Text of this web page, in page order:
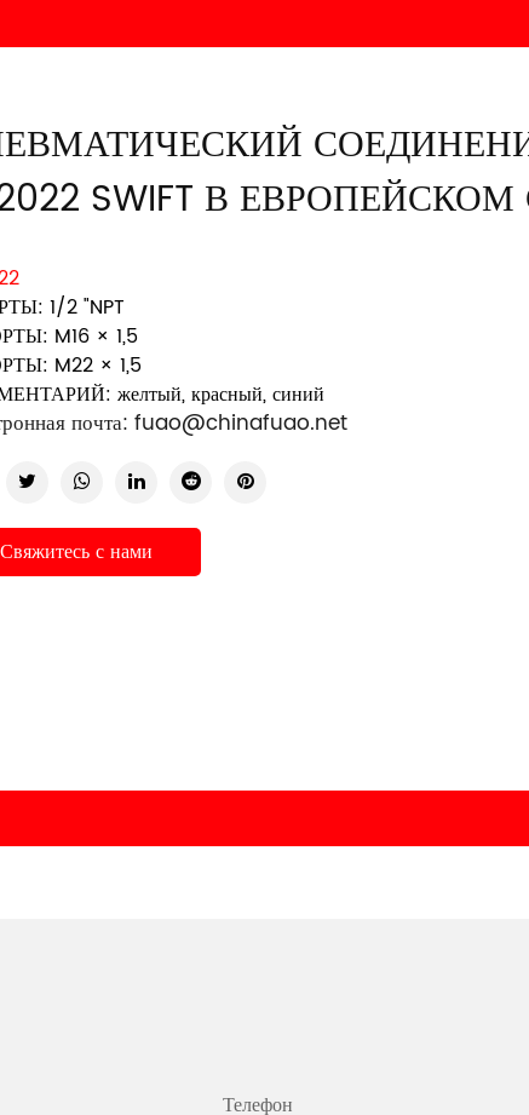
SWIFT В
1/2 "NPT
M16 × 1,5
M22 × 1,5
желтый, красный, синий
почта:fuao@chinafuao.net
Свяжитесь с нами
Телефон